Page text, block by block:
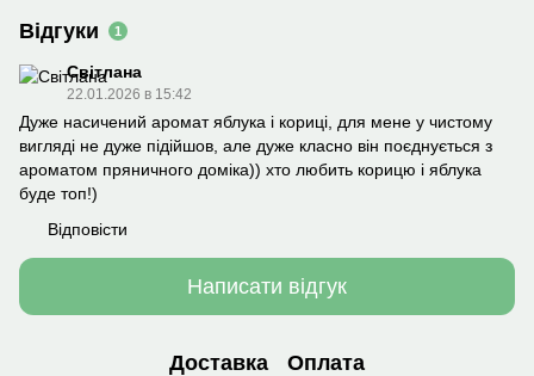
Відгуки 1
Світлана
22.01.2026 в 15:42
Дуже насичений аромат яблука і кориці, для мене у чистому
вигляді не дуже підійшов, але дуже класно він поєднується з
ароматом пряничного доміка)) хто любить корицю і яблука
буде топ!)
Відповісти
Написати відгук
Доставка Оплата